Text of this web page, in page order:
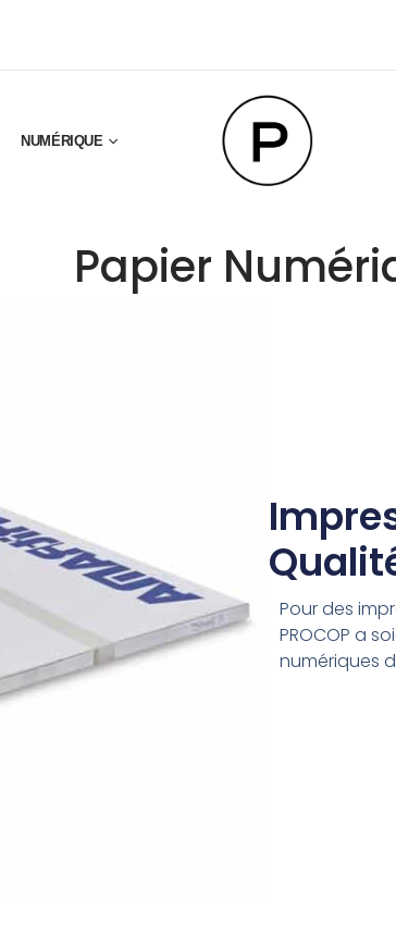
NUMÉRIQUE
Papier
Pour des
PROCOP a
numériques